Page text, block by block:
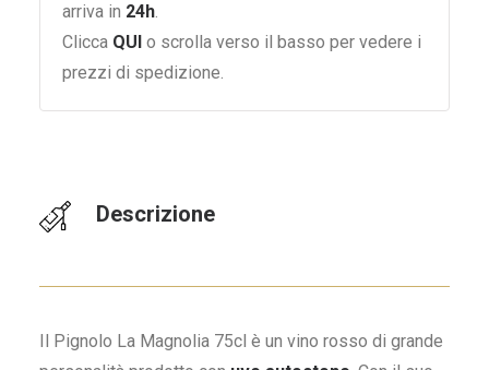
arriva in 24h.
Clicca QUI o scrolla verso il basso per vedere i
prezzi di spedizione.
Descrizione
Il Pignolo La Magnolia 75cl è un vino rosso di grande